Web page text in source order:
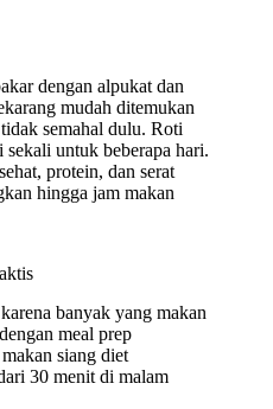
dengan alpukat dan
mudah ditemukan
semahal dulu. Roti
untuk beberapa hari.
protein, dan serat
hingga jam makan
banyak yang makan
meal prep
siang diet
30 menit di malam